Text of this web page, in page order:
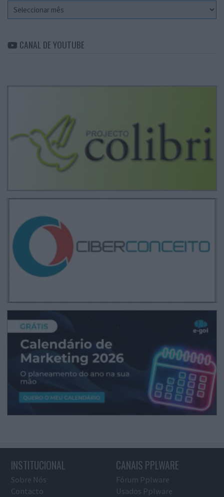
Arquivo
CANAL DE YOUTUBE
INSTITUCIONAL
Sobre Nós
Contacto
CANAIS PPLWARE
Fórum Pplware
Usados Pplware